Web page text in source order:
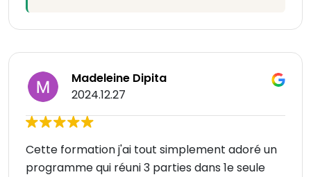
Madeleine Dipita
2024.12.27
Cette formation j'ai tout simplement adoré un
programme qui réuni 3 parties dans 1e seule